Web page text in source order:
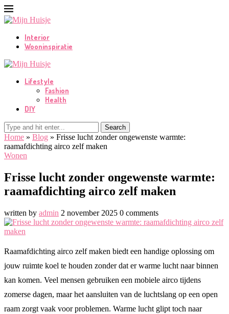
Interior
Wooninspiratie
Lifestyle
Fashion
Health
DIY
Search
Home » Blog » Frisse lucht zonder ongewenste warmte:
raamafdichting airco zelf maken
Wonen
Frisse lucht zonder ongewenste warmte:
raamafdichting airco zelf maken
written by admin 2 november 2025 0 comments
Raamafdichting airco zelf maken biedt een handige oplossing om
jouw ruimte koel te houden zonder dat er warme lucht naar binnen
kan komen. Veel mensen gebruiken een mobiele airco tijdens
zomerse dagen, maar het aansluiten van de luchtslang op een open
raam zorgt vaak voor problemen. Warme lucht glipt toch naar